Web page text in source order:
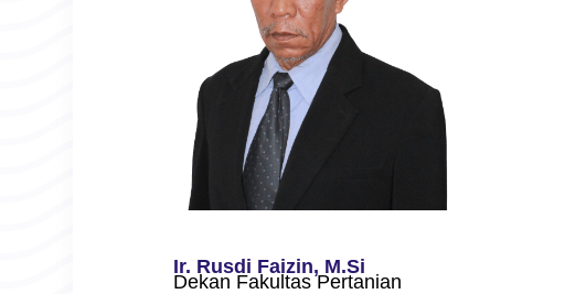
Ir. Rusdi Faizin, M.Si
Dekan Fakultas Pertanian